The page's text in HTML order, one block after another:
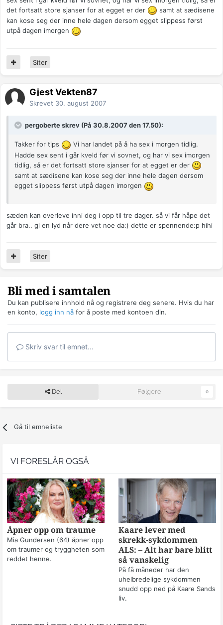
det fortsatt store sjanser for at egget er der
samt at sædisene
kan kose seg der inne hele dagen dersom egget slippess først
utpå dagen imorgen
Siter
Gjest Vekten87
Skrevet 30. august 2007
pergoberte skrev (På 30.8.2007 den 17.50):
Takker for tips
Vi har landet på å ha sex i morgen tidlig.
Hadde sex sent i går kveld før vi sovnet, og har vi sex imorgen
tidlig, så er det fortsatt store sjanser for at egget er der
samt at sædisene kan kose seg der inne hele dagen dersom
egget slippess først utpå dagen imorgen
sæden kan overleve inni deg i opp til tre dager. så vi får håpe det
går bra.. gi en lyd når dere vet noe da:) dette er spennende:p hihi
Siter
Bli med i samtalen
Du kan publisere innhold nå og registrere deg senere. Hvis du har
en konto, logg inn nå for å poste med kontoen din.
Skriv svar til emnet...
Del Følgere 0
Gå til emneliste
VI FORESLÅR OGSÅ
Åpner opp om traume
Mia Gundersen (64) åpner opp
om traumer og tryggheten som
reddet henne.
Kaare lever med
skrekk-sykdommen
ALS: – Alt har bare blitt
så vanskelig
På få måneder har den
uhelbredelige sykdommen
snudd opp ned på Kaare Sands
liv.